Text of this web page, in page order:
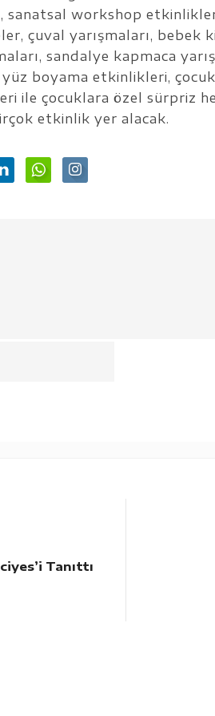
sanatsal workshop
çuval yarışmaları, bebek
sandalye kapmaca
boyama etkinlikleri, çocuk
ile çocuklara özel sürpriz
etkinlik yer alacak.
Tanıttı